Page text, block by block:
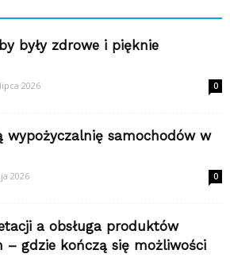
były zdrowe i pięknie
2026 0
wypożyczalnię samochodów w
2026 0
a obsługa produktów
– gdzie kończą się możliwości